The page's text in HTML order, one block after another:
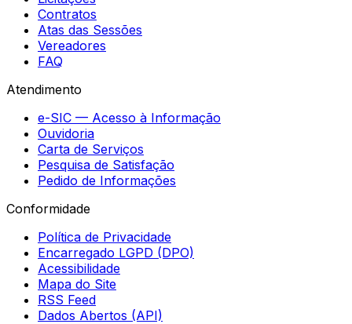
Contratos
Atas das Sessões
Vereadores
FAQ
Atendimento
e-SIC — Acesso à Informação
Ouvidoria
Carta de Serviços
Pesquisa de Satisfação
Pedido de Informações
Conformidade
Política de Privacidade
Encarregado LGPD (DPO)
Acessibilidade
Mapa do Site
RSS Feed
Dados Abertos (API)